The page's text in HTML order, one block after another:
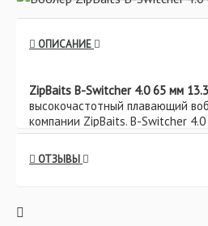
ОПИСАНИЕ
ZipBaits B-Switcher 4.0 65 мм
высокочастотный плавающий
компании ZipBaits. B-Switcher 4.0
крэнк и имеет уникальную
корпуса. Передняя часть
в сторону хвоста идет
ОТЗЫВЫ